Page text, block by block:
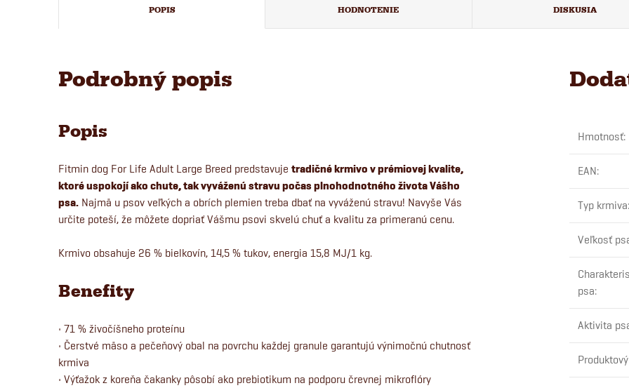
POPIS HODNOTENIE DISKUSIA
Podrobný popis
Popis
Fitmin dog For Life Adult Large Breed predstavuje tradičné krmivo v prémiovej kvalite,
ktoré uspokojí ako chute, tak vyváženú stravu počas plnohodnotného života Vášho
psa. Najmä u psov veľkých a obrích plemien treba dbať na vyváženú stravu! Navyše Vás
určite poteší, že môžete dopriať Vášmu psovi skvelú chuť a kvalitu za primeranú cenu.
Krmivo obsahuje 26 % bielkovín, 14,5 % tukov, energia 15,8 MJ/1 kg.
Benefity
• 71 % živočíšneho proteínu
• Čerstvé mäso a pečeňový obal na povrchu každej granule garantujú výnimočnú chutnosť
krmiva
• Výťažok z koreňa čakanky pôsobí ako prebiotikum na podporu črevnej mikroflóry
Hmotnosť:
EAN:
Typ krmiva:
Veľkosť
psa:
Aktivita